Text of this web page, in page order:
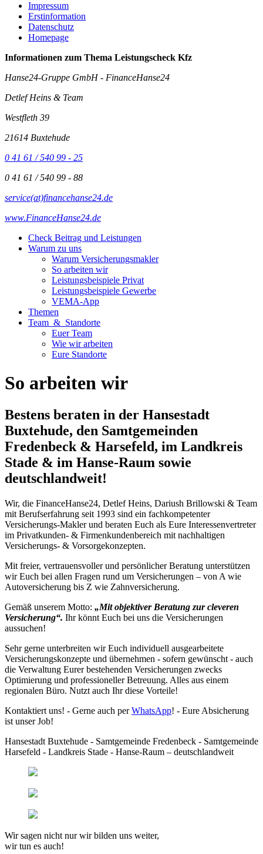
Impressum
Erstinformation
Datenschutz
Homepage
Informationen zum Thema Leistungscheck Kfz
Hanse24-Gruppe GmbH - FinanceHanse24
Detlef Heins & Team
Westfleth 39
21614 Buxtehude
0 41 61 / 540 99 - 25
0 41 61 / 540 99 - 88
service(at)financehanse24.de
www.FinanceHanse24.de
Check Beitrag und Leistungen
Warum zu uns
Warum Versicherungsmakler
So arbeiten wir
Leistungsbeispiele Privat
Leistungsbeispiele Gewerbe
VEMA-App
Themen
Team & Standorte
Euer Team
Wie wir arbeiten
Eure Standorte
So arbeiten wir
Bestens beraten in der Hansestadt
Buxtehude, den Samtgemeinden
Fredenbeck & Harsefeld, im Landkreis
Stade & im Hanse-Raum sowie
deutschlandweit!
Wir, die FinanceHanse24, Detlef Heins, Dariush Brillowski & Team
mit Berufserfahrung seit 1993 sind ein fachkompetenter
Versicherungs-Makler und beraten Euch als Eure Interessenvertreter
im Privatkunden- & Firmenkundenbereich mit nachhaltigen
Versicherungs- & Vorsorgekonzepten.
Mit freier, vertrauensvoller und persönlicher Beratung unterstützen
wir Euch bei allen Fragen rund um Versicherungen – von A wie
Autoversicherung bis Z wie Zahnversicherung.
Gemäß unserem Motto: „Mit objektiver Beratung zur cleveren
Versicherung“. Ihr könnt Euch bei uns die Versicherungen
aussuchen!
Sehr gerne unterbreiten wir Euch individuell ausgearbeitete
Versicherungskonzepte und übernehmen - sofern gewünscht - auch
die Verwaltung Eurer bestehenden Versicherungen zwecks
Optimierung und professioneller Betreuung. Alles aus einem
regionalen Büro. Nutzt auch Ihr diese Vorteile!
Kontaktiert uns! - Gerne auch perWhatsApp! - Eure Absicherung
ist unser Job!
Hansestadt Buxtehude - Samtgemeinde Fredenbeck - Samtgemeinde
Harsefeld - Landkreis Stade - Hanse-Raum – deutschlandweit
Wir sagen nicht nur wir bilden uns weiter,
wir tun es auch!